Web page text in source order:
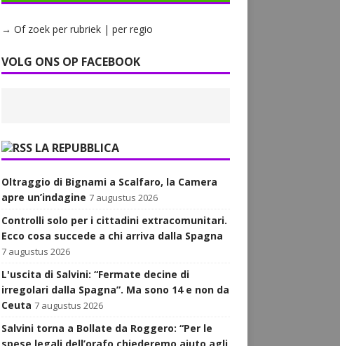
→ Of zoek per rubriek | per regio
VOLG ONS OP FACEBOOK
LA REPUBBLICA
Oltraggio di Bignami a Scalfaro, la Camera
apre un’indagine 7 augustus 2026
Controlli solo per i cittadini extracomunitari.
Ecco cosa succede a chi arriva dalla Spagna
7 augustus 2026
L'uscita di Salvini: “Fermate decine di
irregolari dalla Spagna”. Ma sono 14 e non da
Ceuta 7 augustus 2026
Salvini torna a Bollate da Roggero: “Per le
spese legali dell’orafo chiederemo aiuto agli